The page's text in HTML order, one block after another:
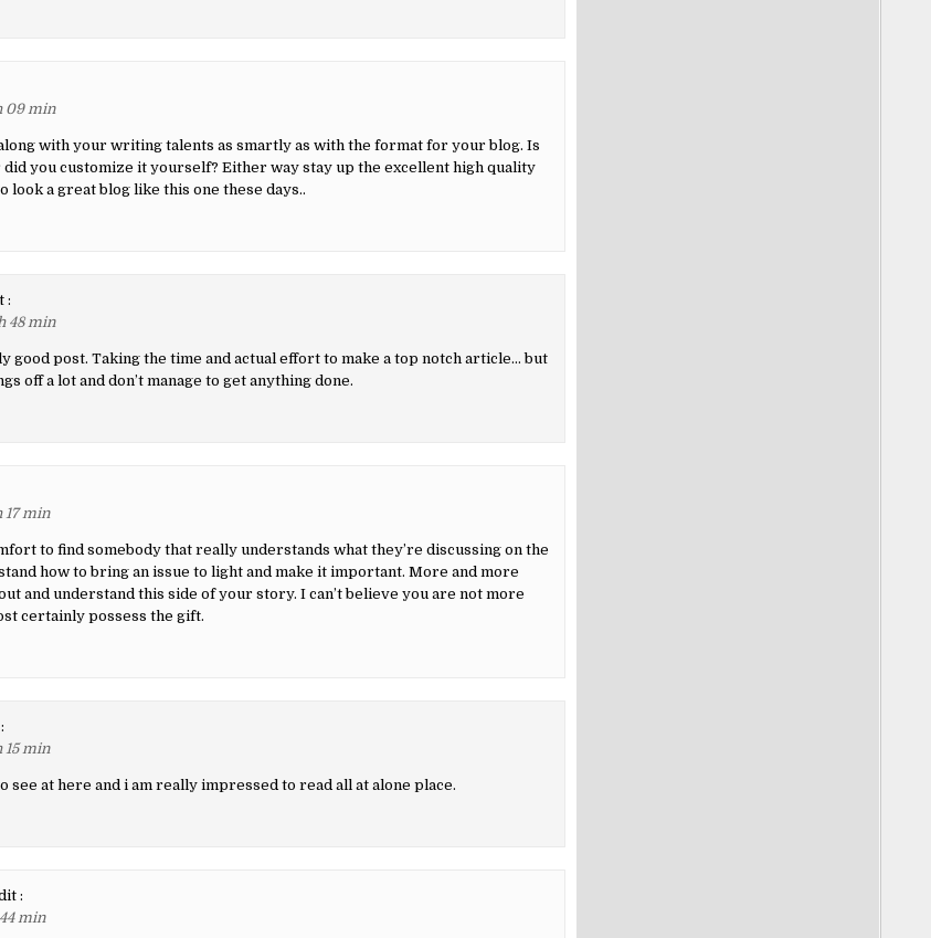
09 min
with your writing talents as smartly as with the format for your blog. Is
did you customize it yourself? Either way stay up the excellent high quality
look a great blog like this one these days..
:
48 min
good post. Taking the time and actual effort to make a top notch article… but
off a lot and don’t manage to get anything done.
17 min
to find somebody that really understands what they’re discussing on the
how to bring an issue to light and make it important. More and more
and understand this side of your story. I can’t believe you are not more
certainly possess the gift.
15 min
see at here and i am really impressed to read all at alone place.
:
min